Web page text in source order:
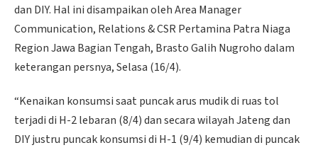
dan DIY. Hal ini disampaikan oleh Area Manager
Communication, Relations & CSR Pertamina Patra Niaga
Region Jawa Bagian Tengah, Brasto Galih Nugroho dalam
keterangan persnya, Selasa (16/4).
“Kenaikan konsumsi saat puncak arus mudik di ruas tol
terjadi di H-2 lebaran (8/4) dan secara wilayah Jateng dan
DIY justru puncak konsumsi di H-1 (9/4) kemudian di puncak